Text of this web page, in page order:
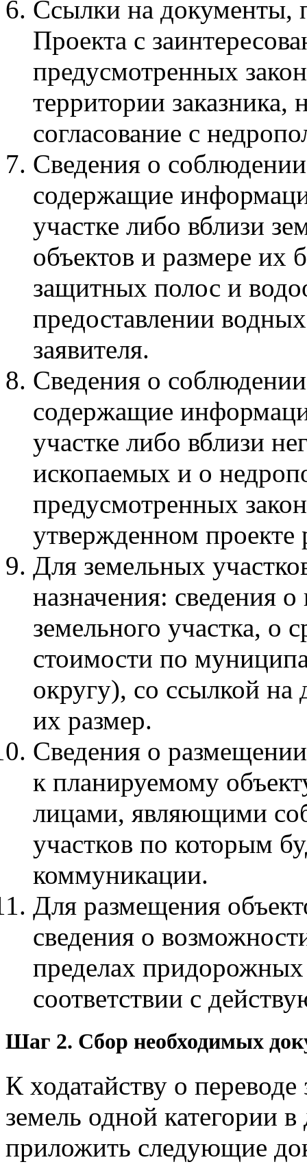
Ссылки на документы,
Проекта с
предусмотренных
территории заказника,
согласование с
Сведения о соблюдении
содержащие
участке либо вблизи
объектов и размере
защитных полос и
предоставлении
заявителя.
Сведения о соблюдении
содержащие
участке либо вблизи
ископаемых и о
предусмотренных
утвержденном проекте
Для земельных
назначения: сведения
земельного участка, о
стоимости по
округу), со ссылкой
их размер.
Сведения о
к планируемому
лицами, являющими
участков по которым
коммуникации.
Для размещения
сведения о
пределах
соответствии с
Шаг 2. Сбор необходимых
К ходатайству о
земель одной категории
приложить следующие